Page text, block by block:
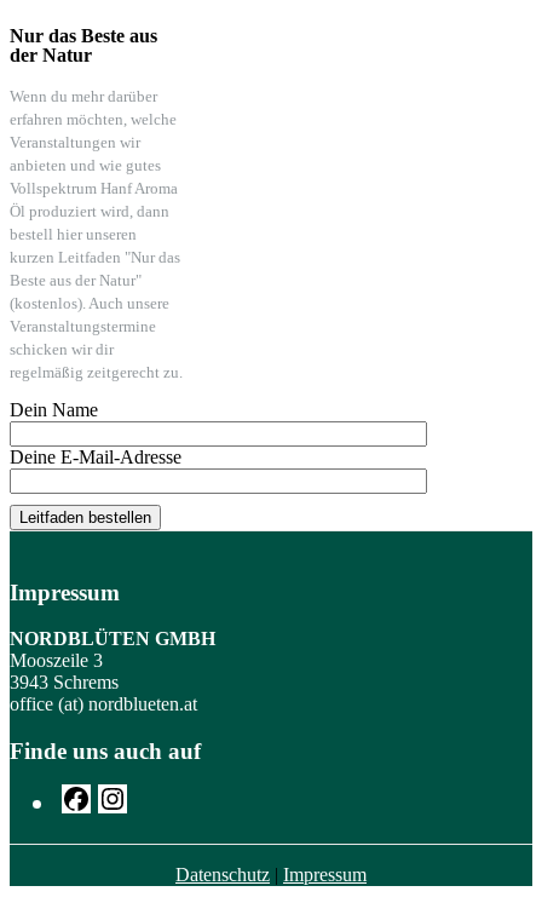
Nur das Beste aus
der Natur
Wenn du mehr darüber
erfahren möchten, welche
Veranstaltungen wir
anbieten und wie gutes
Vollspektrum Hanf Aroma
Öl produziert wird, dann
bestell hier unseren
kurzen Leitfaden "Nur das
Beste aus der Natur"
(kostenlos). Auch unsere
Veranstaltungstermine
schicken wir dir
regelmäßig zeitgerecht zu.
Dein Name
Deine E-Mail-Adresse
Impressum
NORDBLÜTEN GMBH
Mooszeile 3
3943 Schrems
office (at) nordblueten.at
Finde uns auch auf
Facebook
Datenschutz | Impressum